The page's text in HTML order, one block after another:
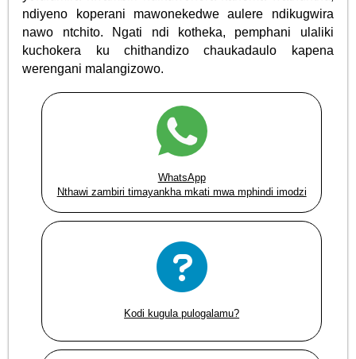
ndiyeno koperani mawonekedwe aulere ndikugwira
nawo ntchito. Ngati ndi kotheka, pemphani ulaliki
kuchokera ku chithandizo chaukadaulo kapena
werengani malangizowo.
WhatsApp
Nthawi zambiri timayankha mkati mwa mphindi imodzi
Kodi kugula pulogalamu?